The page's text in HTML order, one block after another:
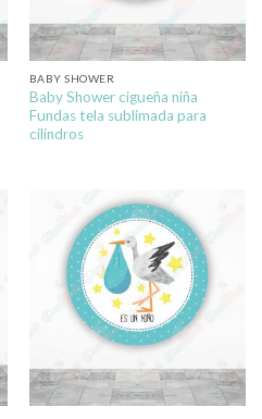
BABY SHOWER
Baby Shower cigueña niña
Fundas tela sublimada para
cilindros